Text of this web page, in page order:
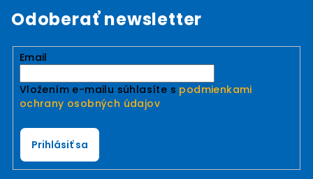
Odoberať newsletter
Email
Vložením e-mailu súhlasíte s podmienkami
ochrany osobných údajov
Prihlásiť sa